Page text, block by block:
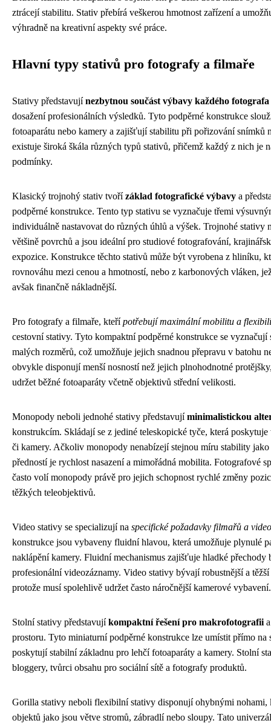
ztrácejí stabilitu. Stativ přebírá veškerou hmotnost zařízení a
výhradně na kreativní aspekty své práce.
Hlavní typy stativů pro fotografy a filmaře
Stativy představujínezbytnou součást výbavy každého
dosažení profesionálních výsledků. Tyto podpěrné konstrukce
fotoaparátu nebo kamery a zajišťují stabilitu při pořizování snímků
existuje široká škála různých typů stativů, přičemž každý z nich je
podmínky.
Klasický trojnohý stativ tvořízáklad fotografické výbavy a
podpěrné konstrukce. Tento typ stativu se vyznačuje třemi
individuálně nastavovat do různých úhlů a výšek. Trojnohé stativy
většině povrchů a jsou ideální pro studiové fotografování,
expozice. Konstrukce těchto stativů může být vyrobena z hliníku,
rovnováhu mezi cenou a hmotností, nebo z karbonových vláken,
avšak finančně nákladnější.
Pro fotografy a filmaře, kteřípotřebují maximální mobilitu a
cestovní stativy. Tyto kompaktní podpěrné konstrukce se
malých rozměrů, což umožňuje jejich snadnou přepravu v batohu
obvykle disponují menší nosností než jejich plnohodnotné
udržet běžné fotoaparáty včetně objektivů střední velikosti.
Monopody neboli jednohé stativy představujíminimalistickou
konstrukcím. Skládají se z jediné teleskopické tyče, která
či kamery. Ačkoliv monopody nenabízejí stejnou míru stability
předností je rychlost nasazení a mimořádná mobilita. Fotografové
často volí monopody právě pro jejich schopnost rychlé změny
těžkých teleobjektivů.
Video stativy se specializují na specifické požadavky filmařů a
konstrukce jsou vybaveny fluidní hlavou, která umožňuje plynulé
naklápění kamery. Fluidní mechanismus zajišťuje hladké přechody
profesionální videozáznamy. Video stativy bývají robustnější a
protože musí spolehlivě udržet často náročnější kamerové vybavení.
Stolní stativy představujíkompaktní řešení pro makrofotografii
prostoru. Tyto miniaturní podpěrné konstrukce lze umístit přímo na
poskytují stabilní základnu pro lehčí fotoaparáty a kamery. Stolní
bloggery, tvůrci obsahu pro sociální sítě a fotografy produktů.
Gorilla stativy neboli flexibilní stativy disponují ohybnými nohami,
objektů jako jsou větve stromů, zábradlí nebo sloupy. Tato